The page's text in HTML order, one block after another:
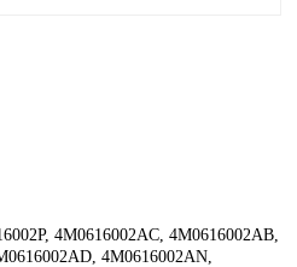
4M0616002AC, 4M0616002AB,
4M0616002AN,